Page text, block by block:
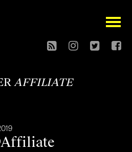
open
AFFILIATE